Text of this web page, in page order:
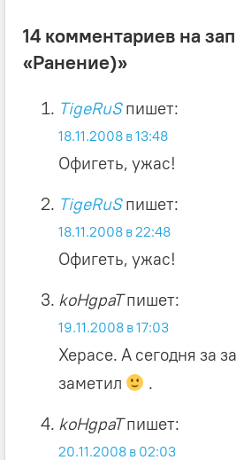
14 комментариев на
«Ранение)»
TigeRuSпишет:
18.11.2008 в 13:48
Офигеть, ужас!
TigeRuSпишет:
18.11.2008 в 22:48
Офигеть, ужас!
koHgpaTпишет:
19.11.2008 в 17:03
Херасе. А сегодня за
заметил
.
koHgpaTпишет:
20.11.2008 в 02:03